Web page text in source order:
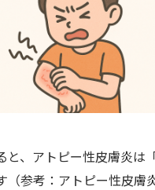
と、アトピー性皮膚炎は
参考：アトピー性皮膚